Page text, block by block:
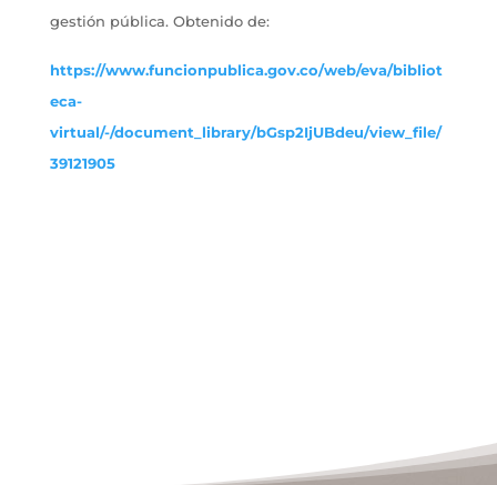
gestión pública. Obtenido de:
https://www.funcionpublica.gov.co/web/eva/bibliot
eca-
virtual/-/document_library/bGsp2IjUBdeu/view_file/
39121905